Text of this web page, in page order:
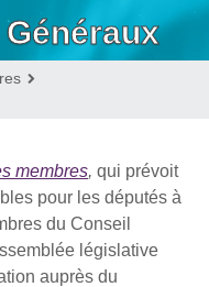
MEMBRES
membres, qui prévoit
pour les députés à
du Conseil
législative
auprès du